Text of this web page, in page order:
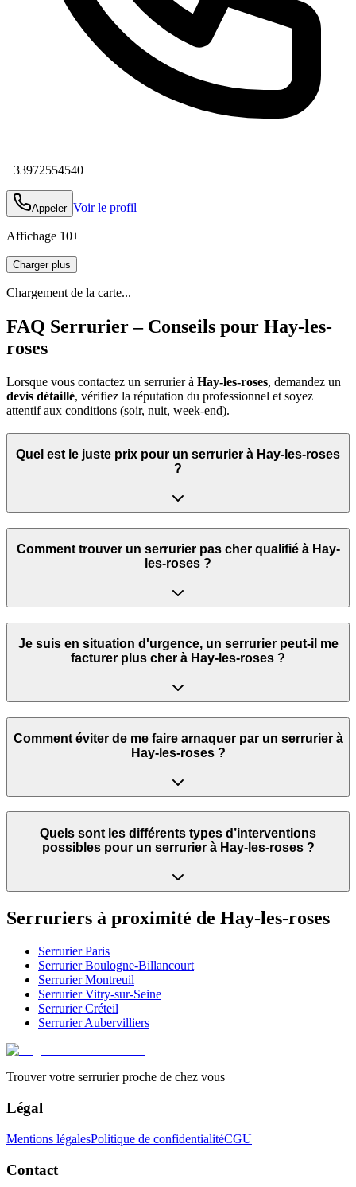
+33972554540
Appeler Voir le profil
Affichage 10+
Charger plus
Chargement de la carte...
FAQ Serrurier – Conseils pour Hay-les-
roses
Lorsque vous contactez un serrurier à Hay-les-roses, demandez un
devis détaillé, vérifiez la réputation du professionnel et soyez
attentif aux conditions (soir, nuit, week‑end).
Quel est le juste prix pour un serrurier à Hay-les-roses
?
Comment trouver un serrurier pas cher qualifié à Hay-
les-roses ?
Je suis en situation d'urgence, un serrurier peut‑il me
facturer plus cher à Hay-les-roses ?
Comment éviter de me faire arnaquer par un serrurier à
Hay-les-roses ?
Quels sont les différents types d’interventions
possibles pour un serrurier à Hay-les-roses ?
Serruriers à proximité de Hay-les-roses
SerrurierParis
SerrurierBoulogne-Billancourt
SerrurierMontreuil
SerrurierVitry-sur-Seine
SerrurierCréteil
SerrurierAubervilliers
Trouver votre serrurier proche de chez vous
Légal
Mentions légalesPolitique de confidentialitéCGU
Contact